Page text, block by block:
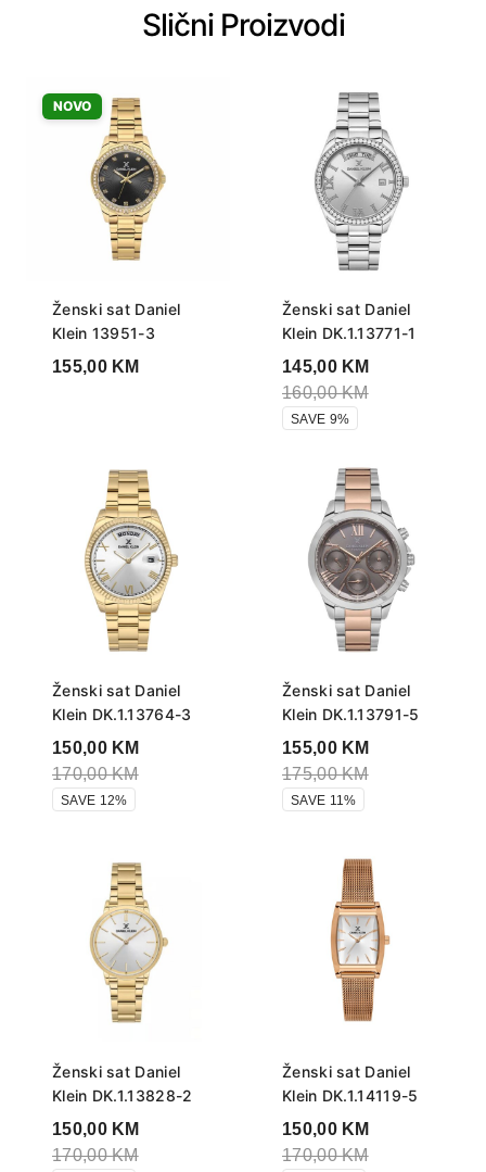
Slični Proizvodi
NOVO
Ženski sat Daniel
Klein 13951-3
155,00 KM
Ženski sat Daniel
Klein DK.1.13771-1
145,00 KM
160,00KM
SAVE 9%
Ženski sat Daniel
Klein DK.1.13764-3
150,00 KM
170,00KM
SAVE 12%
Ženski sat Daniel
Klein DK.1.13791-5
155,00 KM
175,00KM
SAVE 11%
Ženski sat Daniel
Klein DK.1.13828-2
150,00 KM
170,00KM
Ženski sat Daniel
Klein DK.1.14119-5
150,00 KM
170,00KM